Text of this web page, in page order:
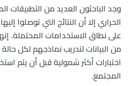
وجد الباحثون العديد من التطبيقات
الحراري إلا أن النتائج التي توصلوا
على نطاق الاستخدامات المحتملة.
من البيانات لتدريب نماذجهم لكل
اختبارات أكثر شمولية قبل أن يتم
المجتمع.